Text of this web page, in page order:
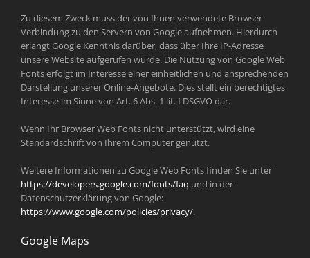
Zu diesem Zweck muss der von Ihnen verwendete Browser
Verbindung zu den Servern von Google aufnehmen. Hierdurch
erlangt Google Kenntnis darüber, dass über Ihre IP-Adresse
unsere Website aufgerufen wurde. Die Nutzung von Google Web
Fonts erfolgt im Interesse einer einheitlichen und ansprechenden
Darstellung unserer Online-Angebote. Dies stellt ein berechtigtes
Interesse im Sinne von Art. 6 Abs. 1 lit. f DSGVO dar.
Wenn Ihr Browser Web Fonts nicht unterstützt, wird eine
Standardschrift von Ihrem Computer genutzt.
Weitere Informationen zu Google Web Fonts finden Sie unter
https://developers.google.com/fonts/faq und in der
Datenschutzerklärung von Google:
https://www.google.com/policies/privacy/.
Google Maps